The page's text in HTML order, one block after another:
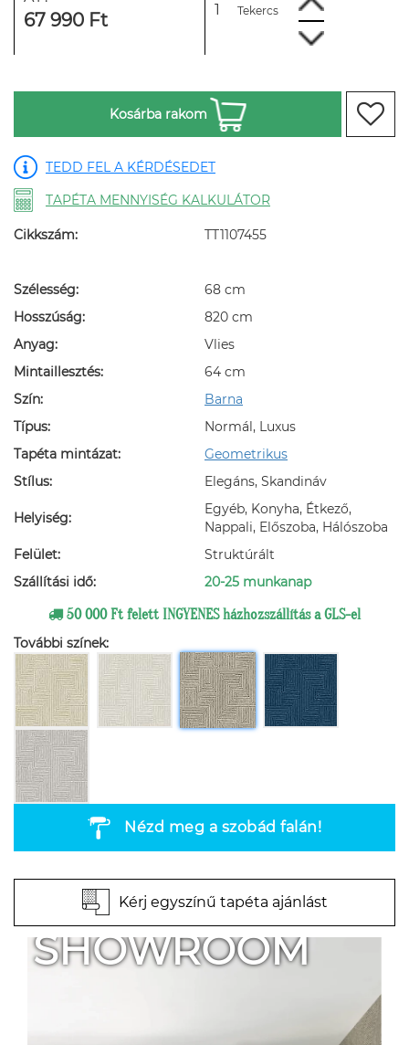
67 990 Ft Tekercs
Kosárba rakom
TEDD FEL A KÉRDÉSEDET
TAPÉTA MENNYISÉG KALKULÁTOR
Cikkszám: TT1107455
Szélesség:
68 cm
Hosszúság:
820 cm
Anyag:
Vlies
Mintaillesztés:
64 cm
Szín:
Barna
Típus:
Normál, Luxus
Tapéta mintázat:
Geometrikus
Stílus:
Elegáns, Skandináv
Helyiség:
Egyéb, Konyha, Étkező,
Nappali, Előszoba, Hálószoba
Felület:
Struktúrált
Szállítási idő:
20-25 munkanap
50 000 Ft felett INGYENES házhozszállítás a GLS-el
További színek:
Nézd meg a szobád falán!
Kérj egyszínű tapéta ajánlást
SHOWROOM